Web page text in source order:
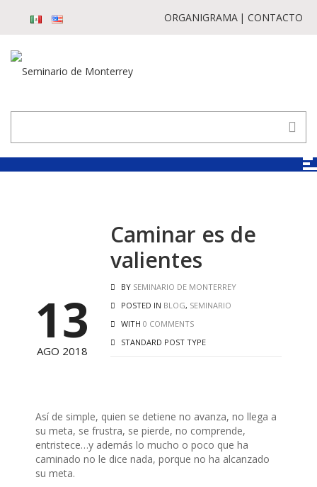
ORGANIGRAMA CONTACTO
13
AGO 2018
Caminar es de
valientes
BY SEMINARIO DE MONTERREY
POSTED IN BLOG, SEMINARIO
WITH 0 COMMENTS
STANDARD POST TYPE
Así de simple, quien se detiene no avanza, no llega a
su meta, se frustra, se pierde, no comprende,
entristece…y además lo mucho o poco que ha
caminado no le dice nada, porque no ha alcanzado
su meta.